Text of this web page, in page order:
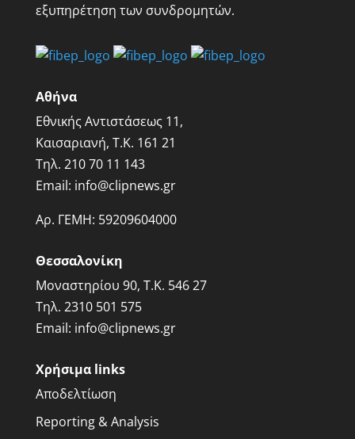
εξυπηρέτηση των συνδρομητών.
Αθήνα
Εθνικής Αντιστάσεως 11,
Καισαριανή, Τ.Κ. 161 21
Τηλ. 210 70 11 143
Email: info@clipnews.gr
Αρ. ΓΕΜΗ: 59209604000
Θεσσαλονίκη
Μοναστηρίου 90, Τ.Κ. 546 27
Τηλ. 2310 501 575
Email: info@clipnews.gr
Χρήσιμα links
Αποδελτίωση
Reporting & Analysis